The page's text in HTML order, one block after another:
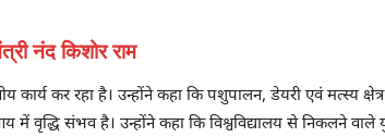
नंद किशोर राम
कार्य कर रहा है। उन्होंने कहा कि पशुपालन, डेयरी एवं मत्स्य क्षेत्र
में वृद्धि संभव है। उन्होंने कहा कि विश्वविद्यालय से निकलने वाले